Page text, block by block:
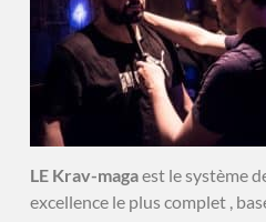
LE Krav-magaest le système
excellence le plus complet ,